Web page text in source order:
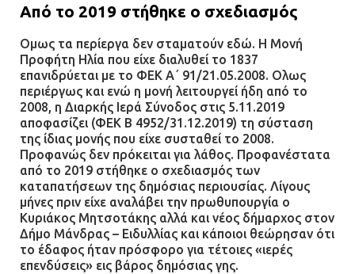
Από το 2019 στήθηκε ο σχεδιασμός
Ομως τα περίεργα δεν σταματούν εδώ. Η Μονή
Προφήτη Ηλία που είχε διαλυθεί το 1837
επανιδρύεται με το ΦΕΚ Α΄ 91/21.05.2008. Ολως
περιέργως και ενώ η μονή λειτουργεί ήδη από το
2008, η Διαρκής Ιερά Σύνοδος στις 5.11.2019
αποφασίζει (ΦΕΚ Β 4952/31.12.2019) τη σύσταση
της ίδιας μονής που είχε συσταθεί το 2008.
Προφανώς δεν πρόκειται για λάθος. Προφανέστατα
από το 2019 στήθηκε ο σχεδιασμός των
καταπατήσεων της δημόσιας περιουσίας. Λίγους
μήνες πριν είχε αναλάβει την πρωθυπουργία ο
Κυριάκος Μητσοτάκης αλλά και νέος δήμαρχος στον
Δήμο Μάνδρας – Ειδυλλίας και κάποιοι θεώρησαν ότι
το έδαφος ήταν πρόσφορο για τέτοιες «ιερές
επενδύσεις» εις βάρος δημόσιας γης.